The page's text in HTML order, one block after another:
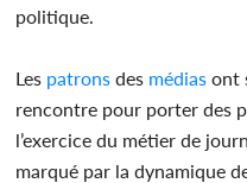
politique.
Les patrons des médias ont
rencontre pour porter des
l’exercice du métier de
marqué par la dynamique